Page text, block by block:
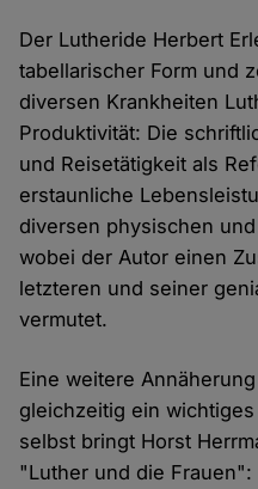
Der Lutheride Herbert
tabellarischer Form und
diversen Krankheiten
Produktivität: Die
und Reisetätigkeit als
erstaunliche
diversen physischen
wobei der Autor einen
letzteren und seiner
vermutet.
Eine weitere
gleichzeitig ein
selbst bringt Horst
"Luther und die